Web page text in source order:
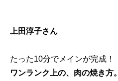
上田淳子さん
たった10分でメインが完成！
ワンランク上の、肉の焼き方。